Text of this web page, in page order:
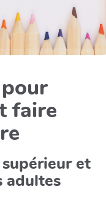
faire
et
adultes